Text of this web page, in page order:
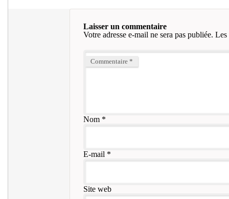
Laisser un commentaire
Votre adresse e-mail ne sera pas publiée. Les
Commentaire *
Nom*
E-mail *
Site web